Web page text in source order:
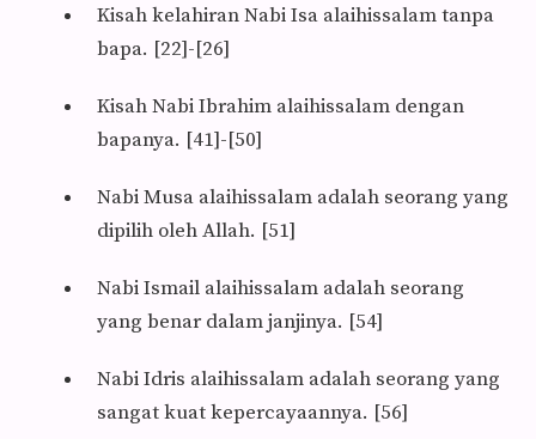
Kisah kelahiran Nabi Isa alaihissalam tanpa
bapa. [22]-[26]
Kisah Nabi Ibrahim alaihissalam dengan
bapanya. [41]-[50]
Nabi Musa alaihissalam adalah seorang yang
dipilih oleh Allah. [51]
Nabi Ismail alaihissalam adalah seorang
yang benar dalam janjinya. [54]
Nabi Idris alaihissalam adalah seorang yang
sangat kuat kepercayaannya. [56]